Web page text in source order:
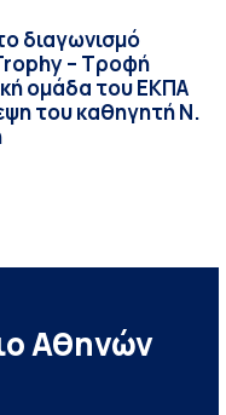
διαγωνισμό
– Τροφή
ομάδα του ΕΚΠΑ
του καθηγητή Ν.
Αθηνών